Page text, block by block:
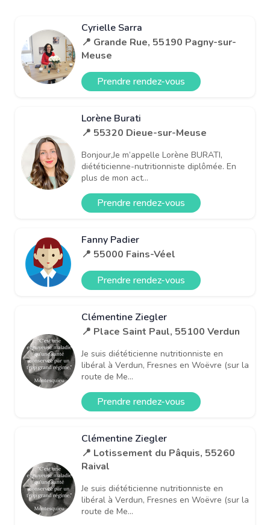
Cyrielle Sarra
📍 Grande Rue, 55190 Pagny-sur-
Meuse
Prendre rendez-vous
Lorène Burati
📍 55320 Dieue-sur-Meuse
Bonjour,Je m’appelle Lorène BURATI,
diététicienne-nutritionniste diplômée. En
plus de mon act...
Prendre rendez-vous
Fanny Padier
📍 55000 Fains-Véel
Prendre rendez-vous
Clémentine Ziegler
📍 Place Saint Paul, 55100 Verdun
Je suis diététicienne nutritionniste en
libéral à Verdun, Fresnes en Woëvre (sur la
route de Me...
Prendre rendez-vous
Clémentine Ziegler
📍 Lotissement du Pâquis, 55260
Raival
Je suis diététicienne nutritionniste en
libéral à Verdun, Fresnes en Woëvre (sur la
route de Me...